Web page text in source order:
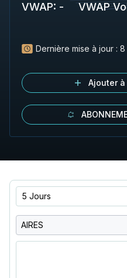
VWAP: - VWAP
Dernière mise à jour : 8
Ajouter
5 Jours
AIRES